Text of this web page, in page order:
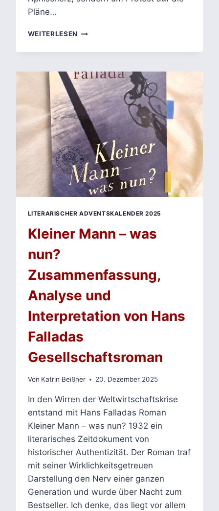
Pläne…
WEITERLESEN DAS
–
SCHOETERS‘
POLITSATIRE
ÜBER
20.000
ELEFANTEN
IN
BERLIN
LITERARISCHER ADVENTSKALENDER 2025
Kleiner Mann – was
nun?
Zusammenfassung,
Analyse und
Interpretation von Hans
Falladas
Gesellschaftsroman
Von Katrin Beißner 20. Dezember 2025
In den Wirren der Weltwirtschaftskrise
entstand mit Hans Falladas Roman
Kleiner Mann – was nun? 1932 ein
literarisches Zeitdokument von
historischer Authentizität. Der Roman traf
mit seiner Wirklichkeitsgetreuen
Darstellung den Nerv einer ganzen
Generation und wurde über Nacht zum
Bestseller. Ich denke, das liegt vor allem